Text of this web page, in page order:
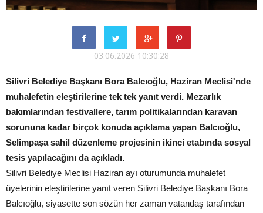
03.06.2026 10:30:28
Silivri Belediye Başkanı Bora Balcıoğlu, Haziran Meclisi'nde
muhalefetin eleştirilerine tek tek yanıt verdi. Mezarlık
bakımlarından festivallere, tarım politikalarından karavan
sorununa kadar birçok konuda açıklama yapan Balcıoğlu,
Selimpaşa sahil düzenleme projesinin ikinci etabında sosyal
tesis yapılacağını da açıkladı.
Silivri Belediye Meclisi Haziran ayı oturumunda muhalefet
üyelerinin eleştirilerine yanıt veren Silivri Belediye Başkanı Bora
Balcıoğlu, siyasette son sözün her zaman vatandaş tarafından